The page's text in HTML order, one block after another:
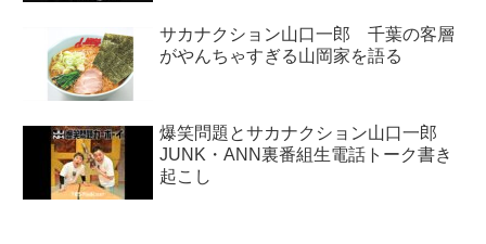
サカナクション山口一郎 千葉の客層
がやんちゃすぎる山岡家を語る
爆笑問題とサカナクション山口一郎
JUNK・ANN裏番組生電話トーク書き
起こし